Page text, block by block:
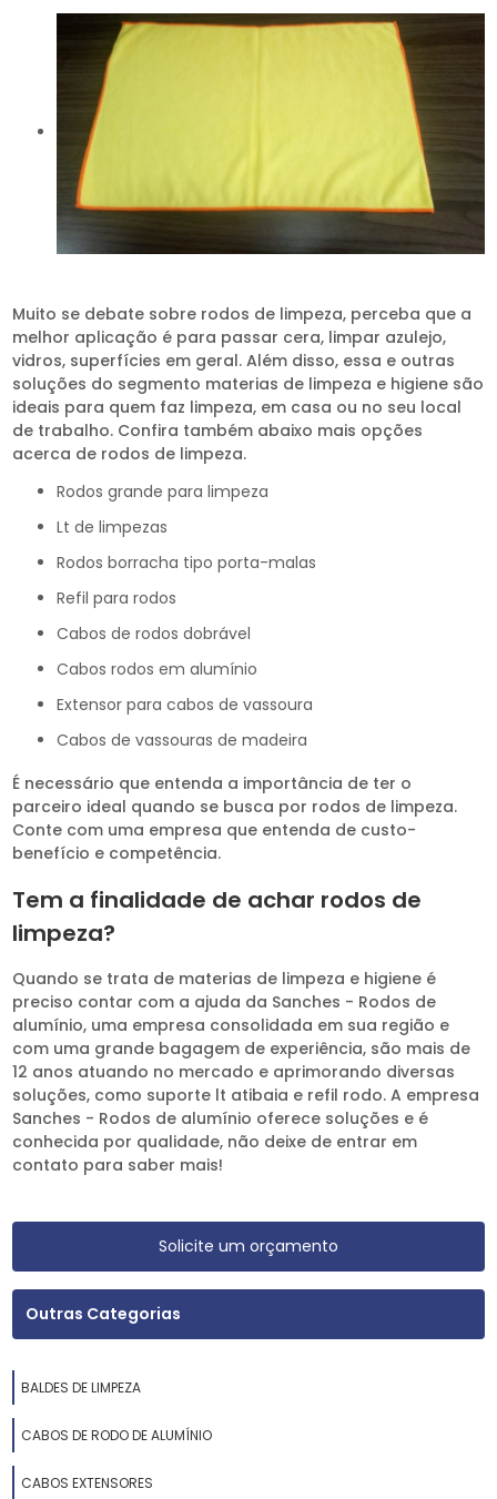
Muito se debate sobre rodos de limpeza, perceba que a
melhor aplicação é para passar cera, limpar azulejo,
vidros, superfícies em geral. Além disso, essa e outras
soluções do segmento materias de limpeza e higiene são
ideais para quem faz limpeza, em casa ou no seu local
de trabalho. Confira também abaixo mais opções
acerca de rodos de limpeza.
rodos grande para limpeza
lt de limpezas
rodos borracha tipo porta-malas
refil para rodos
cabos de rodos dobrável
cabos rodos em alumínio
extensor para cabos de vassoura
cabos de vassouras de madeira
É necessário que entenda a importância de ter o
parceiro ideal quando se busca por rodos de limpeza.
Conte com uma empresa que entenda de custo-
benefício e competência.
Tem a finalidade de achar rodos de
limpeza?
Quando se trata de materias de limpeza e higiene é
preciso contar com a ajuda da Sanches - Rodos de
alumínio, uma empresa consolidada em sua região e
com uma grande bagagem de experiência, são mais de
12 anos atuando no mercado e aprimorando diversas
soluções, como suporte lt atibaia e refil rodo. A empresa
Sanches - Rodos de alumínio oferece soluções e é
conhecida por qualidade, não deixe de entrar em
contato para saber mais!
Solicite um orçamento
Outras Categorias
BALDES DE LIMPEZA
CABOS DE RODO DE ALUMÍNIO
CABOS EXTENSORES